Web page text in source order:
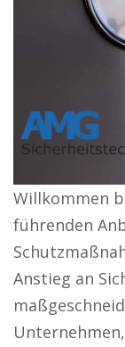
Willkommen
führenden
Anstieg an